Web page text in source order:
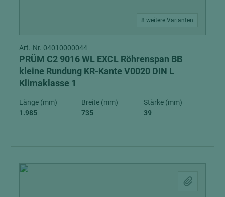
8 weitere Varianten
Art.-Nr. 04010000044
PRÜM C2 9016 WL EXCL Röhrenspan BB
kleine Rundung KR-Kante V0020 DIN L
Klimaklasse 1
Länge (mm)
1.985
Breite (mm)
735
Stärke (mm)
39